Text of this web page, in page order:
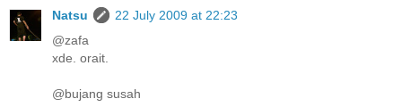
Natsu
22 July 2009 at 22:23
@zafa
xde. orait.
@bujang susah